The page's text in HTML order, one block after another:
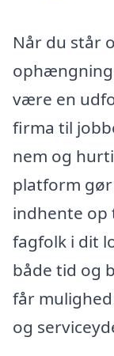
Når du står
ophængning
være en
firma til
nem og
platform
indhente op
fagfolk i dit
både tid og
får
og